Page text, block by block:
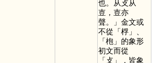
也。从攴从
壴，壴亦
聲。」金文或
不從「桴」、
「枹 」的象形
初文而從
「攴 」，皆象